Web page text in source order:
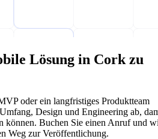
Lösung in Cork zu
oder ein langfristiges Produktteam
Design und Engineering ab,
können. Buchen Sie einen Anruf und
Weg zur Veröffentlichung.